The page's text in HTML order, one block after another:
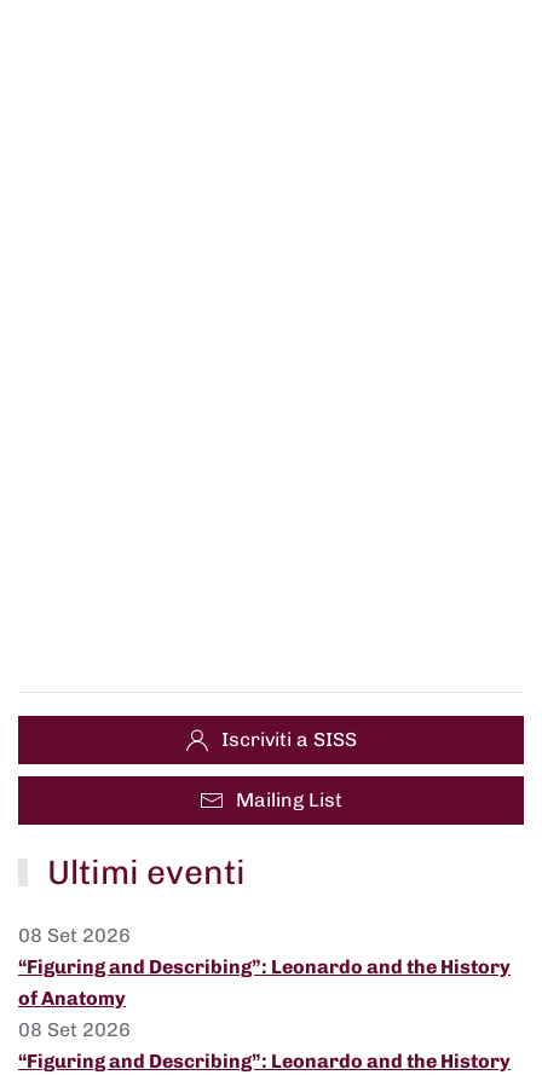
Iscriviti a SISS
Mailing List
Ultimi eventi
08 Set 2026
“Figuring and Describing”: Leonardo and the History
of Anatomy
08 Set 2026
“Figuring and Describing”: Leonardo and the History